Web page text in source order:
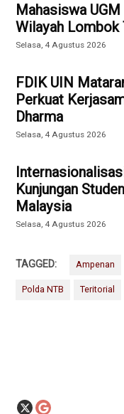
Mahasiswa
Wilayah Lombok
Selasa, 4 Agustus 2026
FDIK UIN
Perkuat
Dharma
Selasa, 4 Agustus 2026
Kunjungan
Malaysia
Selasa, 4 Agustus 2026
TAGGED: Ampenan
Polda NTB Teritorial